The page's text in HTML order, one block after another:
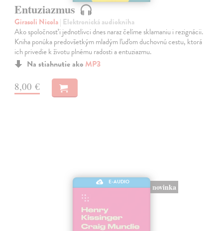
Entuziazmus
Girasoli Nicola| Elektronická audiokniha
Ako spoločnosť i jednotlivci dnes naraz čelíme sklamaniu i rezignácii.
Kniha ponúka predovšetkým mladým ľuďom duchovnú cestu, ktorá
ich privedie k životu plnému radosti a entuziazmu.
Na stiahnutie ako MP3
8,00 €
E-AUDIO
novinka